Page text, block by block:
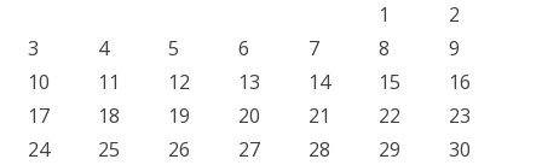
1
2
3
4 5 6 7 8
9
10
11 12 13 14 15
16
17
18 19 20 21 22
23
24
25 26 27 28 29
30